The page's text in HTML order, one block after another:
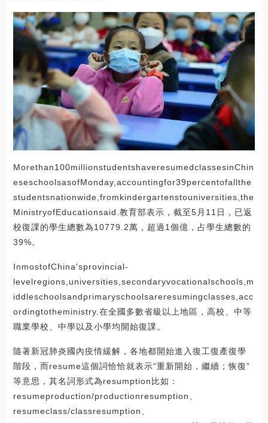
Morethan100millionstudentshaveresumedclassesinChin
eseschoolsasofMonday,accountingfor39percentofallthe
studentsnationwide,fromkindergartenstouniversities,the
MinistryofEducationsaid.教育部表示，截至5月11日，已返
校復課的學生總數為10779.2萬，超過1個億，占學生總數的
39%。
InmostofChina'sprovincial-
levelregions,universities,secondaryvocationalschools,m
iddleschoolsandprimaryschoolsareresumingclasses,acc
ordingtotheministry.在全國多數省級以上地區，高校、中等
職業學校、中學以及小學均開始復課。
隨著新冠肺炎國內疫情緩解，各地都開始進入復工復產復學
階段，而resume這個詞恰恰就表示“重新開始，繼續；恢復”
等意思，其名詞形式為resumption比如：
resumeproduction/productionresumption、
resumeclass/classresumption、